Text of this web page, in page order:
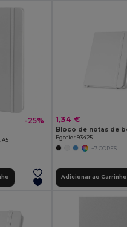
-25%
A5
1,34 €
Egotier 93425
+7 CORES
Adicionar ao Carrinho